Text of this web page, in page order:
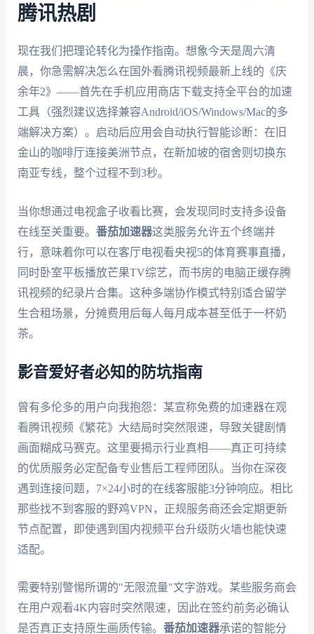
腾讯热剧
现在我们把理论转化为操作指南。想象今天是周六清
晨，你急需解决怎么在国外看腾讯视频最新上线的《庆
余年2》——首先在手机应用商店下载支持全平台的加速
工具（强烈建议选择兼容Android/iOS/Windows/Mac的多
端解决方案）。启动后应用会自动执行智能诊断：在旧
金山的咖啡厅连接美洲节点，在新加坡的宿舍则切换东
南亚专线，整个过程不到3秒。
当你想通过电视盒子收看比赛，会发现同时支持多设备
在线至关重要。 番茄加速器这类服务允许五个终端并
行，意味着你可以在客厅电视看央视5的体育赛事直播，
同时卧室平板播放芒果TV综艺，而书房的电脑正缓存腾
讯视频的纪录片合集。这种多端协作模式特别适合留学
生合租场景，分摊费用后每人每月成本甚至低于一杯奶
茶。
影音爱好者必知的防坑指南
曾有多伦多的用户向我抱怨：某宣称免费的加速器在观
看腾讯视频《繁花》大结局时突然限速，导致关键剧情
画面糊成马赛克。这里要揭示行业真相——真正可持续
的优质服务必定配备专业售后工程师团队。当你在深夜
遇到连接问题，7×24小时的在线客服能3分钟响应。相比
那些找不到客服的野鸡VPN，正规服务商还会定期更新
节点配置，即使遇到国内视频平台升级防火墙也能快速
适配。
需要特别警惕所谓的"无限流量"文字游戏。某些服务商会
在用户观看4K内容时突然限速，因此在签约前务必确认
是否真正支持原生画质传输。 番茄加速器承诺的智能分